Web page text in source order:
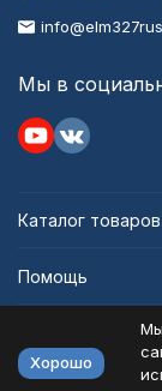
Мы в
Каталог товаров
Помощь
Хорошо